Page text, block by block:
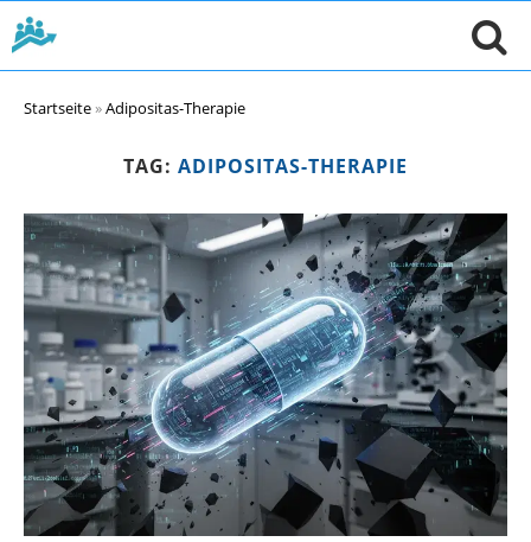
Startseite»Adipositas-Therapie
TAG: ADIPOSITAS-THERAPIE